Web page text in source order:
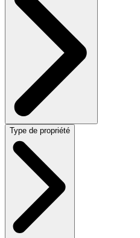
Type de propriété